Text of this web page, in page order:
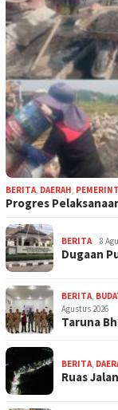
BERITA, DAERAH,
Progres
BERITA 8
Dugaan
BERITA,
Agustus 2026
Taruna
BERITA,
Ruas